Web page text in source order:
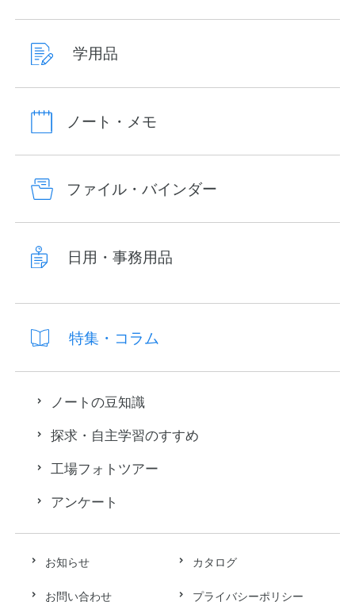
お知らせ カタログ
お問い合わせ プライバシーポリシー
学用品
ノート・メモ
ファイル・バインダー
日用・事務用品
特集・コラム
ノートの豆知識
探求・自主学習のすすめ
工場フォトツアー
アンケート